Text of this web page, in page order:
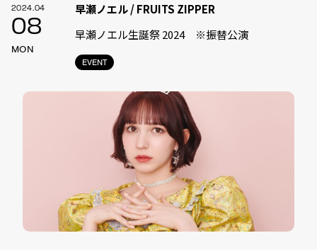
2024.04
08
MON
EVENT
早瀬ノエル / FRUITS ZIPPER
早瀬ノエル生誕祭 2024 ※振替公演